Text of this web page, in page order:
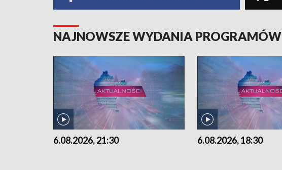
NAJNOWSZE WYDANIA PROGRAMÓW
6.08.2026, 21:30 6.08.2026, 18:30